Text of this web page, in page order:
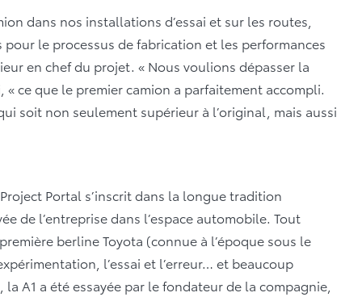
dans nos installations d’essai et sur les routes,
le processus de fabrication et les performances
en chef du projet. « Nous voulions dépasser la
ce que le premier camion a parfaitement accompli.
soit non seulement supérieur à l’original, mais aussi
Portal s’inscrit dans la longue tradition
de l’entreprise dans l’espace automobile. Tout
berline Toyota (connue à l’époque sous le
l’essai et l’erreur… et beaucoup
la A1 a été essayée par le fondateur de la compagnie,